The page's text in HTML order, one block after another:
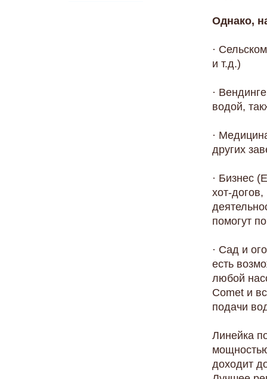
Однако,
·
и т.д.)
·
водой,
·
других
· Бизнес
хот-
помогут
· Сад и
есть
любой
Comet и
подачи
Линейка
доходит